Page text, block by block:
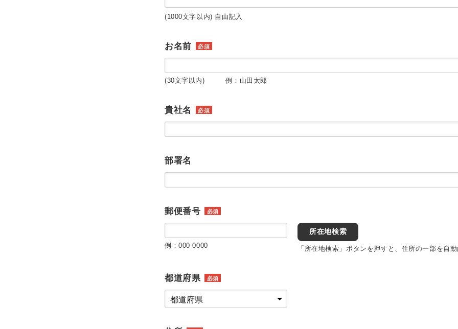
(1000文字以内) 自由記入
お名前 必須
(30文字以内) 例：山田太郎
貴社名 必須
部署名
郵便番号 必須
例：000-0000
所在地検索
「所在地検索」ボタンを押すと、住所の一部を自動
都道府県 必須